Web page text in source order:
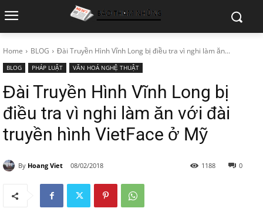
Home BLOG Đài Truyền Hình Vĩnh Long bị điều tra vì nghi làm ăn...
BLOG PHÁP LUẬT VĂN HOÁ NGHỆ THUẬT
Đài Truyền Hình Vĩnh Long bị
điều tra vì nghi làm ăn với đài
truyền hình VietFace ở Mỹ
By Hoang Viet 08/02/2018 0
1188